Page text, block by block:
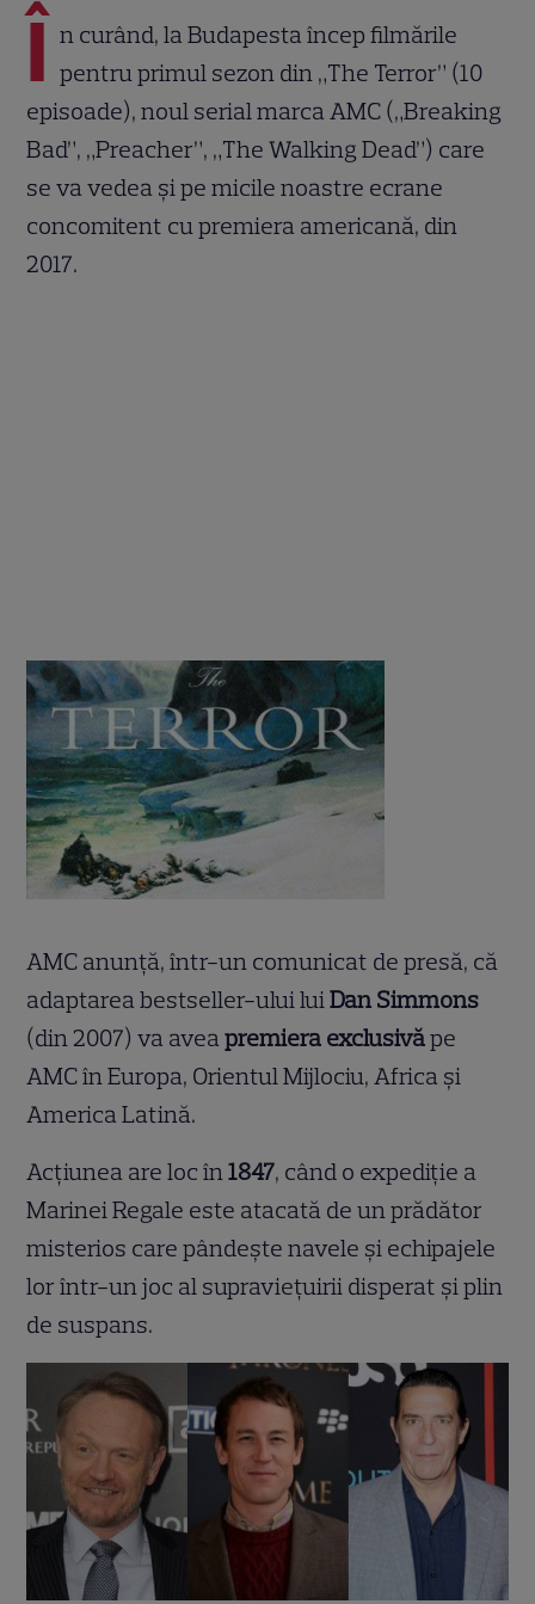
Î n curând, la Budapesta încep filmările
pentru primul sezon din „The Terror” (10
episoade), noul serial marca AMC („Breaking
Bad”, „Preacher”, „The Walking Dead”) care
se va vedea şi pe micile noastre ecrane
concomitent cu premiera americană, din
2017.
AMC anunţă, într-un comunicat de presă, că
adaptarea bestseller-ului luiDan Simmons
(din 2007) va aveapremiera exclusivăpe
AMC în Europa, Orientul Mijlociu, Africa și
America Latină.
Acțiunea are loc în1847, când o expediție a
Marinei Regale este atacată de un prădător
misterios care pândește navele și echipajele
lor într-un joc al supraviețuirii disperat și plin
de suspans.